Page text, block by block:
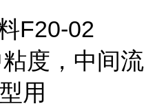
F20-02
度，中间流
用